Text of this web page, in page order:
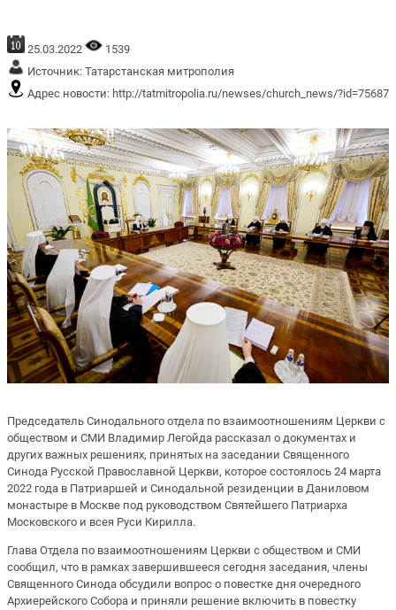
25.03.2022
1539
Источник: Татарстанская митрополия
Адрес новости: http://tatmitropolia.ru/newses/church_news/?id=75687
Председатель Синодального отдела по взаимоотношениям Церкви с
обществом и СМИ Владимир Легойда рассказал о документах и
других важных решениях, принятых на заседании Священного
Синода Русской Православной Церкви, которое состоялось 24 марта
2022 года в Патриаршей и Синодальной резиденции в Даниловом
монастыре в Москве под руководством Святейшего Патриарха
Московского и всея Руси Кирилла.
Глава Отдела по взаимоотношениям Церкви с обществом и СМИ
сообщил, что в рамках завершившееся сегодня заседания, члены
Священного Синода обсудили вопрос о повестке дня очередного
Архиерейского Собора и приняли решение включить в повестку